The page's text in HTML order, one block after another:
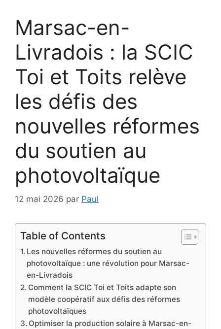
Marsac-en-
Livradois : la SCIC
Toi et Toits relève
les défis des
nouvelles réformes
du soutien au
photovoltaïque
12 mai 2026 par Paul
Table of Contents
Les nouvelles réformes du soutien au
photovoltaïque : une révolution pour Marsac-
en-Livradois
Comment la SCIC Toi et Toits adapte son
modèle coopératif aux défis des réformes
photovoltaïques
Optimiser la production solaire à Marsac-en-